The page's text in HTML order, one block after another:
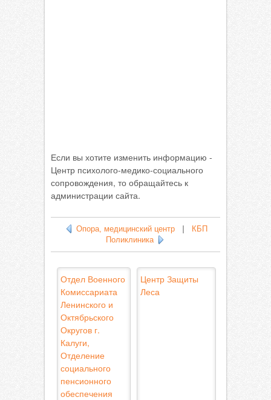
Если вы хотите изменить информацию -
Центр психолого-медико-социального
сопровождения, то обращайтесь к
администрации сайта.
Опора, медицинский центр|
КБП
Поликлиника
Отдел Военного
Комиссариата
Ленинского и
Октябрьского
Округов г.
Калуги,
Отделение
социального
пенсионного
обеспечения
Центр Защиты
Леса